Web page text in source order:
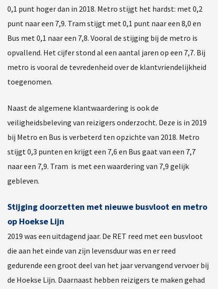
0,1 punt hoger dan in 2018. Metro stijgt het hardst: met 0,2
punt naar een 7,9. Tram stijgt met 0,1 punt naar een 8,0 en
Bus met 0,1 naar een 7,8. Vooral de stijging bij de metro is
opvallend. Het cijfer stond al een aantal jaren op een 7,7. Bij
metro is vooral de tevredenheid over de klantvriendelijkheid
toegenomen.
Naast de algemene klantwaardering is ook de
veiligheidsbeleving van reizigers onderzocht. Deze is in 2019
bij Metro en Bus is verbeterd ten opzichte van 2018. Metro
stijgt 0,3 punten en krijgt een 7,6 en Bus gaat van een 7,7
naar een 7,9. Tram is met een waardering van 7,9 gelijk
gebleven.
Stijging doorzetten met nieuwe busvloot en metro
op Hoekse Lijn
2019 was een uitdagend jaar. De RET reed met een busvloot
die aan het einde van zijn levensduur was en er reed
gedurende een groot deel van het jaar vervangend vervoer bij
de Hoekse Lijn. Daarnaast hebben reizigers te maken gehad